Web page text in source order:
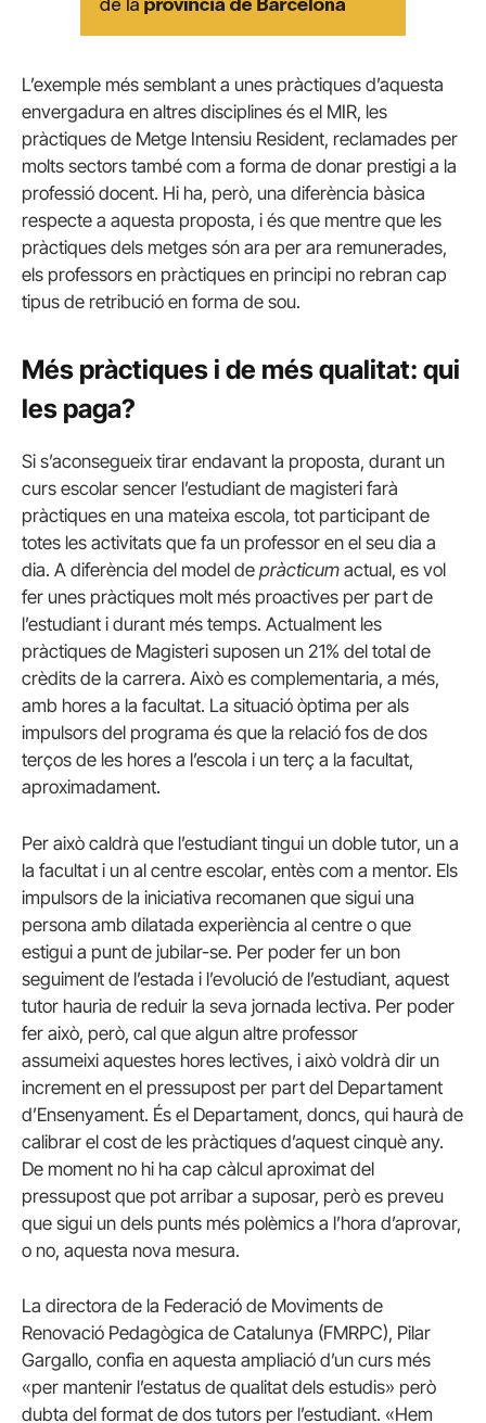
L’exemple més semblant a unes pràctiques d’aquesta
envergadura en altres disciplines és el MIR, les
pràctiques de Metge Intensiu Resident, reclamades per
molts sectors també com a forma de donar prestigi a la
professió docent. Hi ha, però, una diferència bàsica
respecte a aquesta proposta, i és que mentre que les
pràctiques dels metges són ara per ara remunerades,
els professors en pràctiques en principi no rebran cap
tipus de retribució en forma de sou.
Més pràctiques i de més qualitat: qui
les paga?
Si s’aconsegueix tirar endavant la proposta, durant un
curs escolar sencer l’estudiant de magisteri farà
pràctiques en una mateixa escola, tot participant de
totes les activitats que fa un professor en el seu dia a
dia. A diferència del model de pràcticum actual, es vol
fer unes pràctiques molt més proactives per part de
l’estudiant i durant més temps. Actualment les
pràctiques de Magisteri suposen un 21% del total de
crèdits de la carrera. Això es complementaria, a més,
amb hores a la facultat. La situació òptima per als
impulsors del programa és que la relació fos de dos
terços de les hores a l’escola i un terç a la facultat,
aproximadament.
Per això caldrà que l’estudiant tingui un doble tutor, un a
la facultat i un al centre escolar, entès com a mentor. Els
impulsors de la iniciativa recomanen que sigui una
persona amb dilatada experiència al centre o que
estigui a punt de jubilar-se. Per poder fer un bon
seguiment de l’estada i l’evolució de l’estudiant, aquest
tutor hauria de reduir la seva jornada lectiva. Per poder
fer això, però, cal que algun altre professor
assumeixi aquestes hores lectives, i això voldrà dir un
increment en el pressupost per part del Departament
d’Ensenyament. És el Departament, doncs, qui haurà de
calibrar el cost de les pràctiques d’aquest cinquè any.
De moment no hi ha cap càlcul aproximat del
pressupost que pot arribar a suposar, però es preveu
que sigui un dels punts més polèmics a l’hora d’aprovar,
o no, aquesta nova mesura.
La directora de la Federació de Moviments de
Renovació Pedagògica de Catalunya (FMRPC), Pilar
Gargallo, confia en aquesta ampliació d’un curs més
«per mantenir l’estatus de qualitat dels estudis» però
dubta del format de dos tutors per l’estudiant. «Hem